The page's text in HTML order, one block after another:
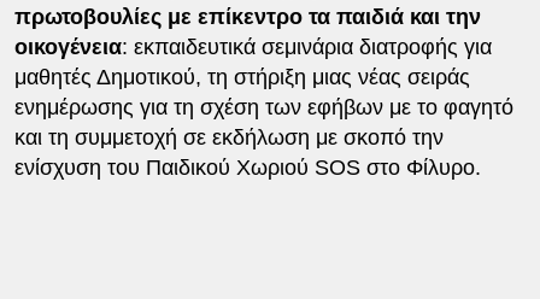
πρωτοβουλίες με επίκεντρο τα παιδιά και την
οικογένεια: εκπαιδευτικά σεμινάρια διατροφής για
μαθητές Δημοτικού, τη στήριξη μιας νέας σειράς
ενημέρωσης για τη σχέση των εφήβων με το φαγητό
και τη συμμετοχή σε εκδήλωση με σκοπό την
ενίσχυση του Παιδικού Χωριού SOS στο Φίλυρο.